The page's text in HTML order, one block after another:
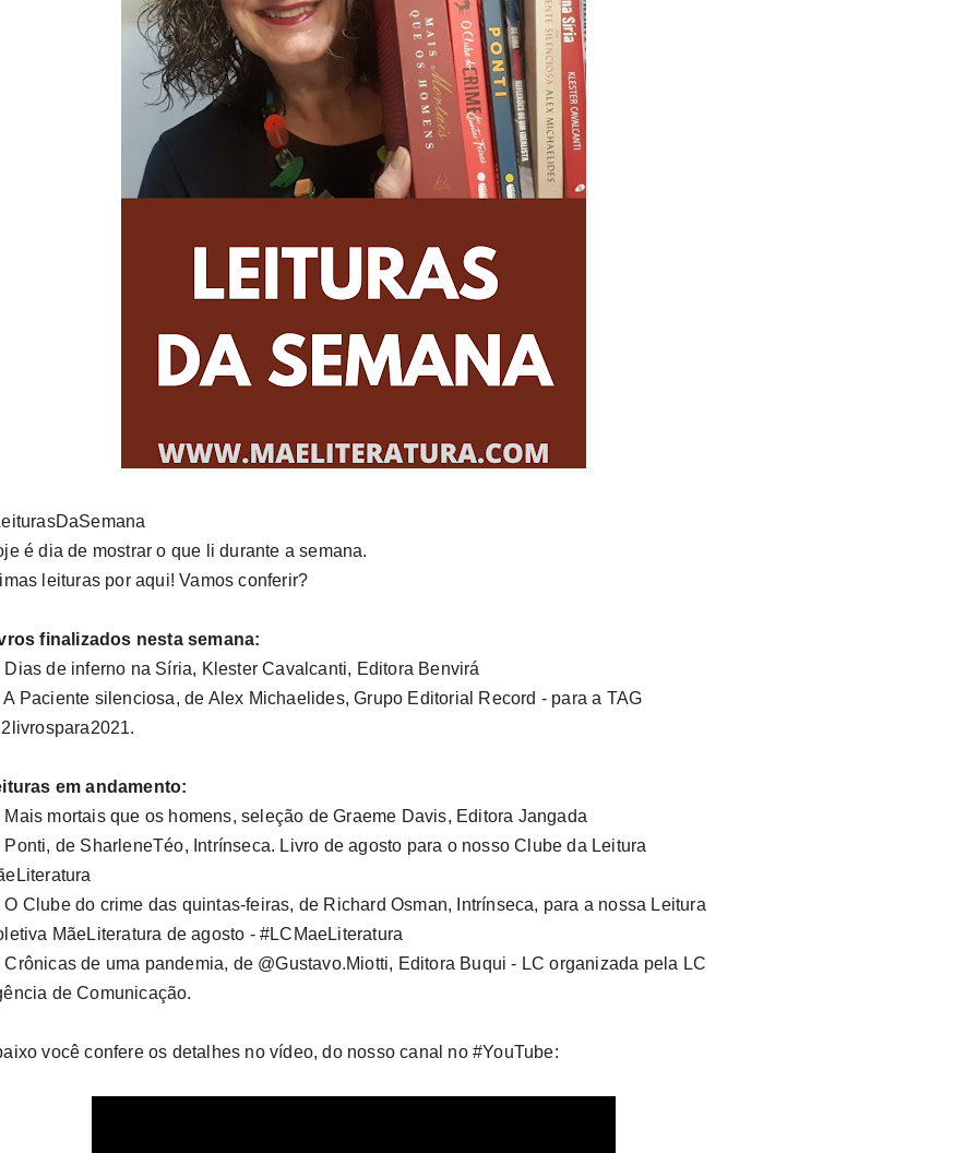
é dia de mostrar o que li durante a semana.⁣
leituras por aqui! Vamos conferir?
finalizados nesta semana:⁣
Dias de inferno na Síria, Klester Cavalcanti, Editora Benvirá
A Paciente silenciosa, de Alex Michaelides, Grupo Editorial Record - para a TAG
em andamento:⁣
Mais mortais que os homens, seleção de Graeme Davis, Editora Jangada
Ponti, de SharleneTéo, Intrínseca. Livro de agosto para o nosso Clube da Leitura
O Clube do crime das quintas-feiras, de Richard Osman, Intrínseca, para a nossa Leitura
MãeLiteratura de agosto - #LCMaeLiteratura
Crônicas de uma pandemia, de @Gustavo.Miotti, Editora Buqui - LC organizada pela LC
de Comunicação.
você confere os detalhes no vídeo, do nosso canal no #YouTube: